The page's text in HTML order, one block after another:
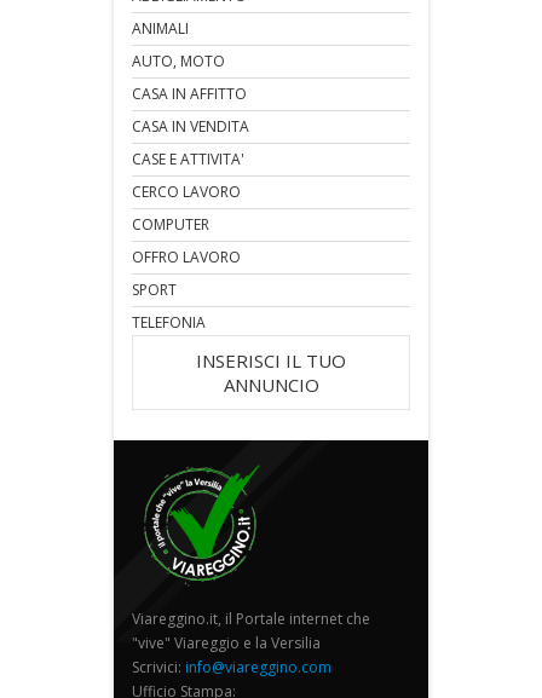
ANIMALI
AUTO, MOTO
CASA IN AFFITTO
CASA IN VENDITA
CASE E ATTIVITA'
CERCO LAVORO
COMPUTER
OFFRO LAVORO
SPORT
TELEFONIA
INSERISCI IL TUO
ANNUNCIO
Viareggino.it, il Portale internet che
"vive" Viareggio e la Versilia
Scrivici: info@viareggino.com
Ufficio Stampa: